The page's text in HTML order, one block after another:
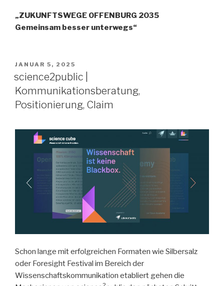
„ZUKUNFTSWEGE OFFENBURG 2035
Gemeinsam besser unterwegs“
VERÖFFENTLICHT
AM
JANUAR 5, 2025
science2public |
Kommunikationsberatung,
Positionierung, Claim
Schon lange mit erfolgreichen Formaten wie Silbersalz
oder Foresight Festival im Bereich der
Wissenschaftskommunikation etabliert gehen die